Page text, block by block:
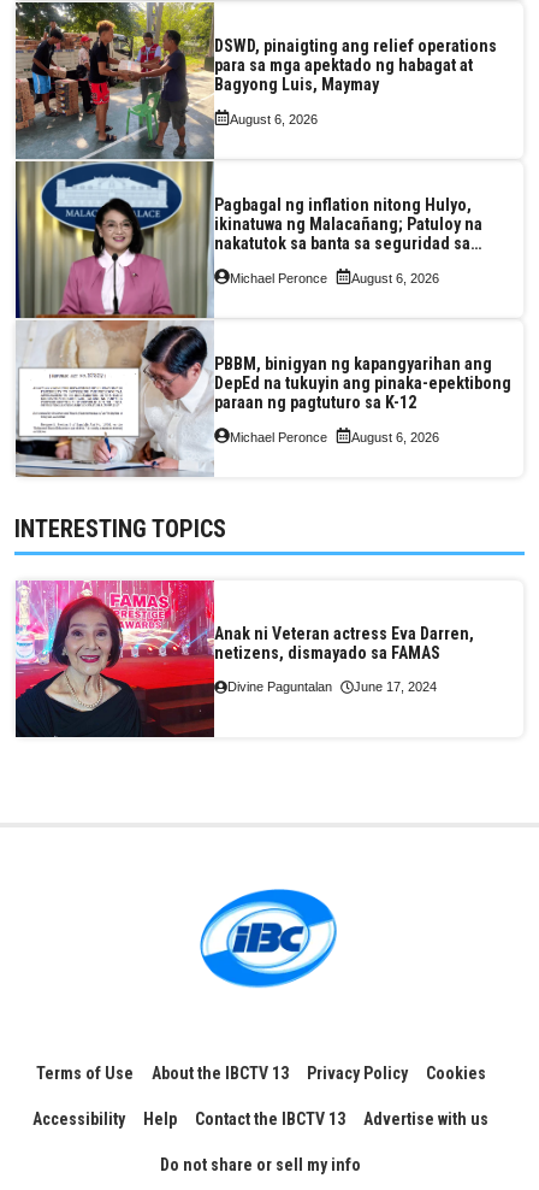
DSWD, pinaigting ang relief operations
para sa mga apektado ng habagat at
Bagyong Luis, Maymay
August 6, 2026
Pagbagal ng inflation nitong Hulyo,
ikinatuwa ng Malacañang; Patuloy na
nakatutok sa banta sa seguridad sa
pagkain, enerhiya
Michael Peronce August 6, 2026
PBBM, binigyan ng kapangyarihan ang
DepEd na tukuyin ang pinaka-epektibong
paraan ng pagtuturo sa K-12
Michael Peronce August 6, 2026
INTERESTING TOPICS
Anak ni Veteran actress Eva Darren,
netizens, dismayado sa FAMAS
Divine Paguntalan June 17, 2024
Terms of Use About the IBCTV 13 Privacy Policy Cookies
Accessibility Help Contact the IBCTV 13 Advertise with us
Do not share or sell my info